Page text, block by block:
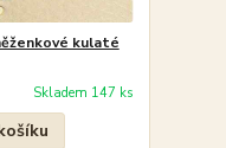
kulaté
Skladem 147 ks